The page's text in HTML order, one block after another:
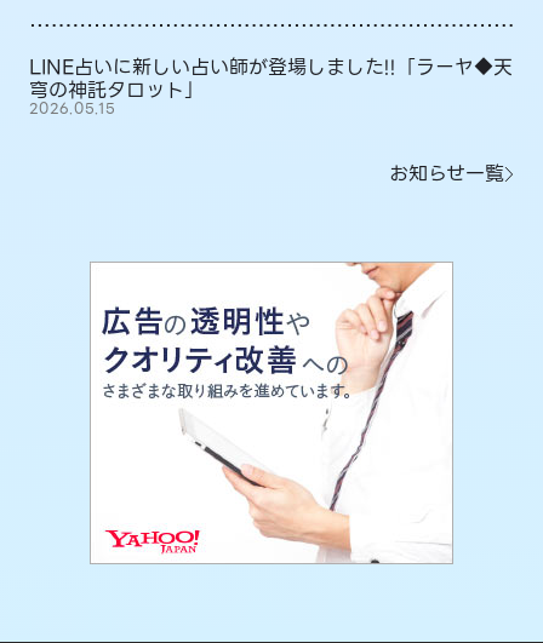
LINE占いに新しい占い師が登場しました!!「ラーヤ◆天
穹の神託タロット」
2026.05.15
お知らせ一覧